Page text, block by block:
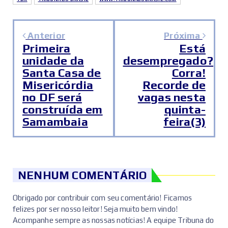
Anterior
Primeira
unidade da
Santa Casa de
Misericórdia
no DF será
construída em
Samambaia
Próxima
Está
desempregado?
Corra!
Recorde de
vagas nesta
quinta-
feira(3)
NENHUM COMENTÁRIO
Obrigado por contribuir com seu comentário! Ficamos
felizes por ser nosso leitor! Seja muito bem vindo!
Acompanhe sempre as nossas notícias! A equipe Tribuna do